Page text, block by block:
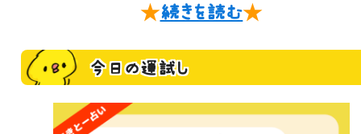
★続きを読む★
今日の運試し